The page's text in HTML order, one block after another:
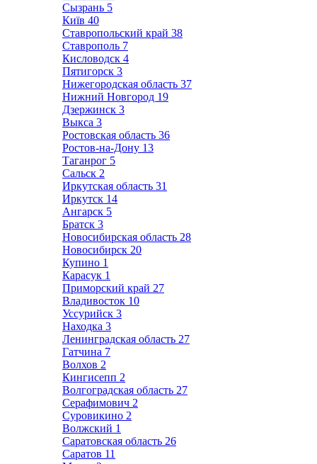
Сызрань 5
Київ 40
Ставропольский край 38
Ставрополь 7
Кисловодск 4
Пятигорск 3
Нижегородская область 37
Нижний Новгород 19
Дзержинск 3
Выкса 3
Ростовская область 36
Ростов-на-Дону 13
Таганрог 5
Сальск 2
Иркутская область 31
Иркутск 14
Ангарск 5
Братск 3
Новосибирская область 28
Новосибирск 20
Купино 1
Карасук 1
Приморский край 27
Владивосток 10
Уссурийск 3
Находка 3
Ленинградская область 27
Гатчина 7
Волхов 2
Кингисепп 2
Волгоградская область 27
Серафимович 2
Суровикино 2
Волжский 1
Саратовская область 26
Саратов 11